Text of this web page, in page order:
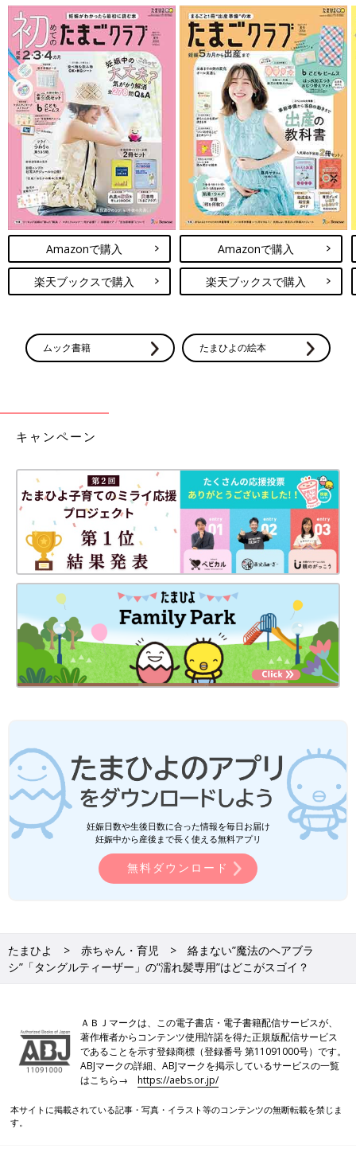
Amazonで購入
楽天ブックスで購入
Amazonで購入
楽天ブックスで購入
ムック書籍 たまひよの絵本
キャンペーン
妊娠日数や生後日数に合った情報を毎日お届け
妊娠中から産後まで長く使える無料アプリ
無料ダウンロード
たまひよ 赤ちゃん・育児
絡まない”魔法のヘアブラ
シ”「タングルティーザー」の”濡れ髪専用”はどこがスゴイ？
ＡＢＪマークは、この電子書店・電子書籍配信サービスが、
著作権者からコンテンツ使用許諾を得た正規版配信サービス
であることを示す登録商標（登録番号 第11091000号）です。
ABJマークの詳細、ABJマークを掲示しているサービスの一覧
はこちら→https://aebs.or.jp/
本サイトに掲載されている記事・写真・イラスト等のコンテンツの無断転載を禁じま
す。